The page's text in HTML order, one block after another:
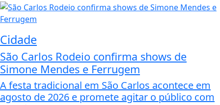
Cidade
São Carlos Rodeio confirma shows de
Simone Mendes e Ferrugem
A festa tradicional em São Carlos acontece em
agosto de 2026 e promete agitar o público com